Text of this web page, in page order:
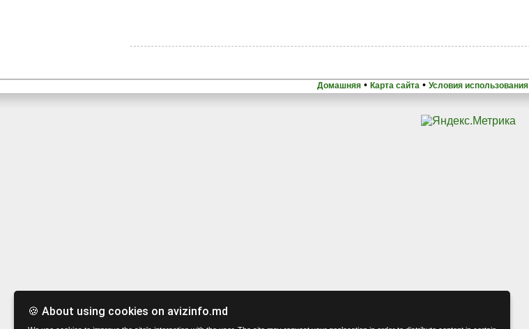
Домашняя • Карта сайта • Условия использования
🍪 About using cookies on avizinfo.md